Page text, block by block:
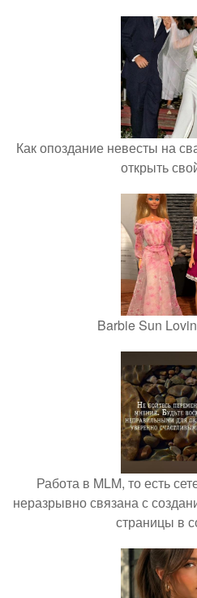
Как опоздание невесты на
открыть
Barbie Sun
Работа в MLM, то есть
неразрывно связана с
страницы в